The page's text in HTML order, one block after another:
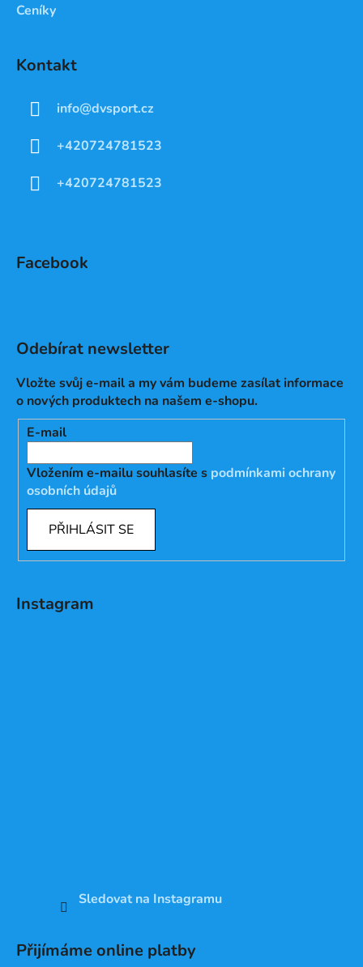
Ceníky
Kontakt
info@dvsport.cz
+420724781523
+420724781523
Facebook
Odebírat newsletter
Vložte svůj e-mail a my vám budeme zasílat informace
o nových produktech na našem e-shopu.
E-mail
Vložením e-mailu souhlasíte s podmínkami ochrany
osobních údajů
PŘIHLÁSIT SE
Instagram
Sledovat na Instagramu
Přijímáme online platby